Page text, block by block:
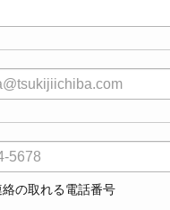
絡の取れる電話番号